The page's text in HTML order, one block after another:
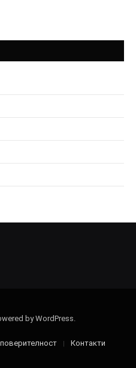
by WordPress.
Контакти